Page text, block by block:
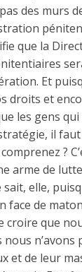
des murs
que la
Et
droits et
les gens
il
?
arme de
elle,
face de
croire que
n’avons
et de leur